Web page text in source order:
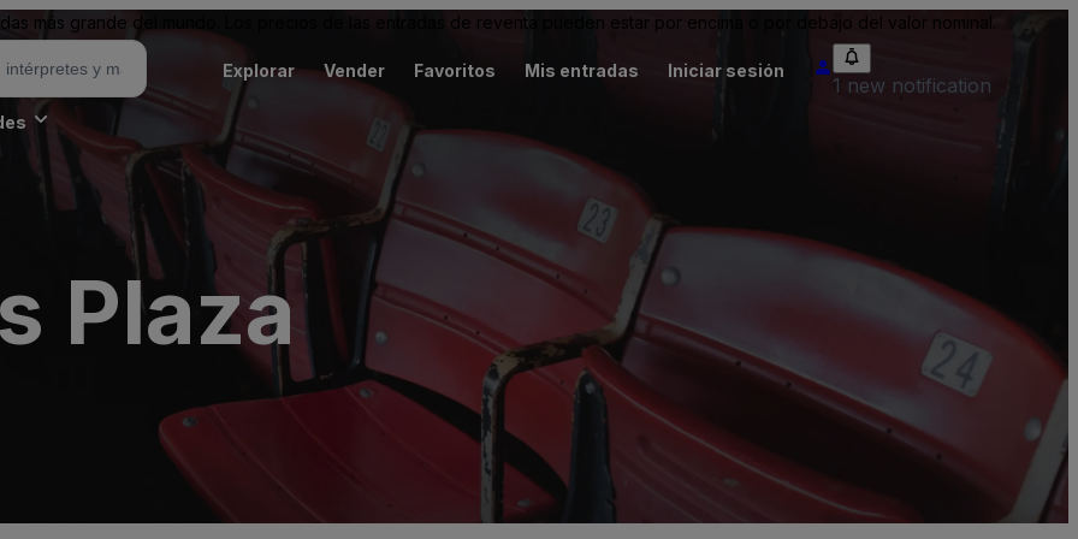
más grande del mundo. Los precios de las entradas de reventa pueden estar por encima o por debajo del valor nominal.
Explorar Vender Favoritos Mis entradas Iniciar sesión
1 new notification
Plaza